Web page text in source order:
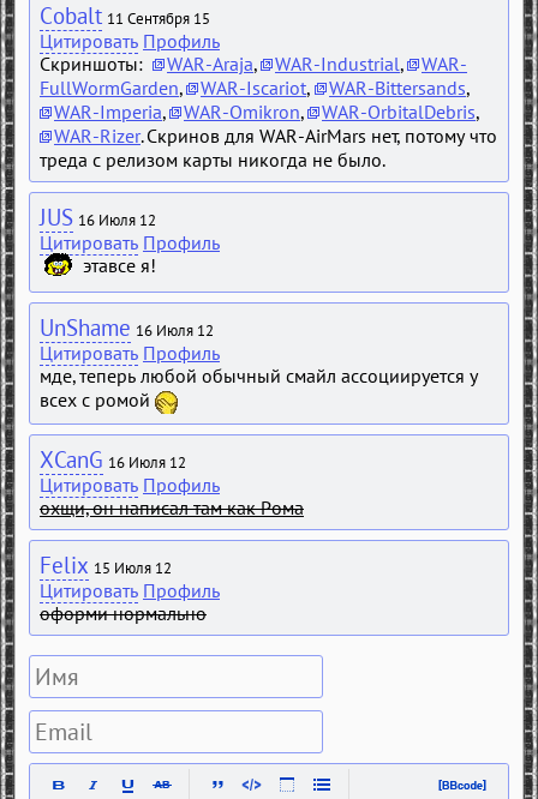
Cobalt 11 Сентября 15
Цитировать Профиль
Скриншоты:
WAR-Araja, WAR-Industrial,
WAR-
FullWormGarden, WAR-Iscariot, WAR-Bittersands,
WAR-Imperia, WAR-Omikron, WAR-OrbitalDebris,
WAR-Rizer. Скринов для WAR-AirMars нет, потому что
треда с релизом карты никогда не было.
JUS 16 Июля 12
Цитировать Профиль
этавсе я!
UnShame 16 Июля 12
Цитировать Профиль
мде, теперь любой обычный смайл ассоциируется у
всех с ромой
XCanG 16 Июля 12
Цитировать Профиль
охщи, он написал там как Рома
Felix 15 Июля 12
Цитировать Профиль
оформи нормально